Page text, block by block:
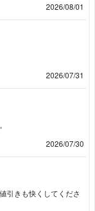
2026/08/01
2026/07/31
2026/07/30
引きも快くしてくださ